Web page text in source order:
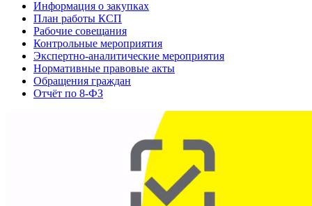
Информация о закупках
План работы КСП
Рабочие совещания
Контрольные мероприятия
Экспертно-аналитические мероприятия
Нормативные правовые акты
Обращения граждан
Отчёт по 8-ФЗ